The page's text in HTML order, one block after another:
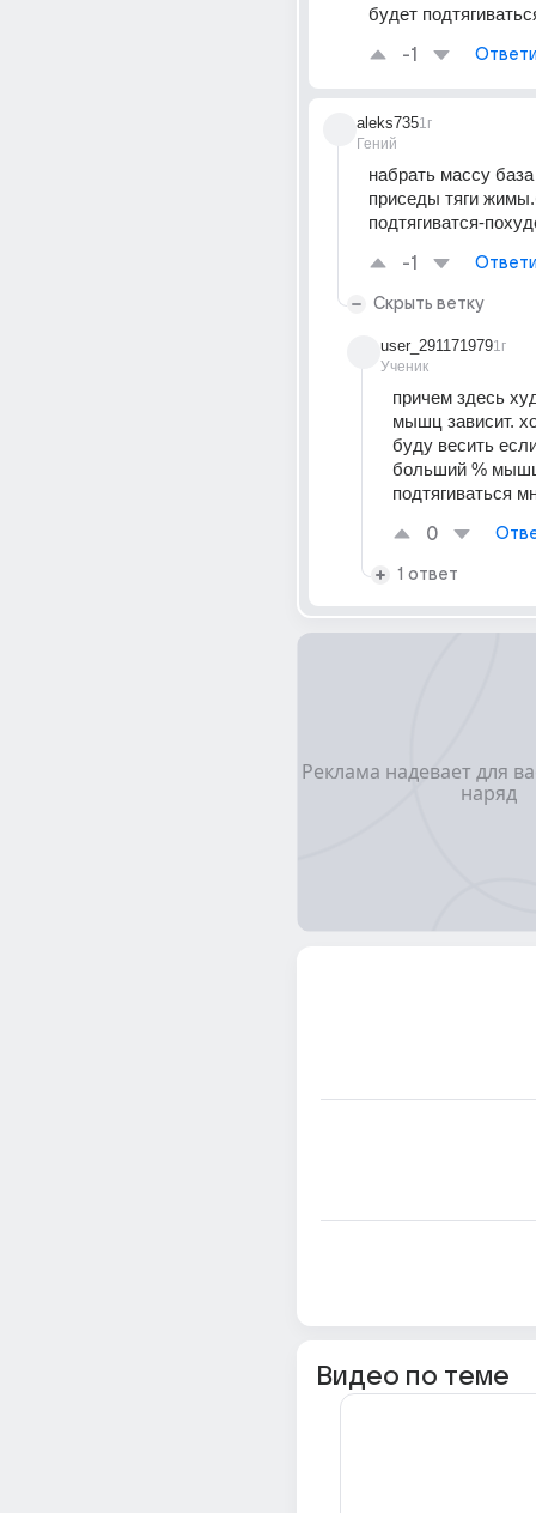
будет
-1
aleks735
Гений
1г
набрать массу
приседы тяги
подтягиватся-
-1
Скрыть ветку
user_291171979
Ученик
1г
причем здесь
мышц зависит.
буду весить
больший %
подтягиваться
0
1 ответ
Видео по теме